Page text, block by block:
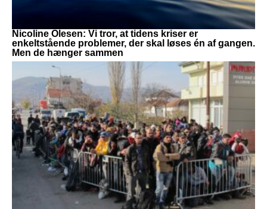
Nicoline Olesen: Vi tror, at tidens kriser er
enkeltstående problemer, der skal løses én af gangen.
Men de hænger sammen